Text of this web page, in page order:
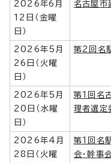
2026年6月
12日（金曜
日）
名古屋市
2026年5月
26日（火曜
日）
第2回名
2026年5月
20日（水曜
日）
第1回名
理者選定
2026年4月
28日（火曜
第1回名
会・幹事